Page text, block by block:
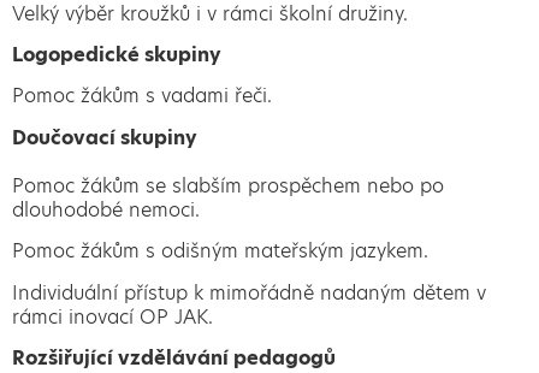
Velký výběr kroužků i v rámci školní družiny.
Logopedické skupiny
Pomoc žákům s vadami řeči.
Doučovací skupiny
Pomoc žákům se slabším prospěchem nebo po
dlouhodobé nemoci.
Pomoc žákům s odišným mateřským jazykem.
Individuální přístup k mimořádně nadaným dětem v
rámci inovací OP JAK.
Rozšiřující vzdělávání pedagogů